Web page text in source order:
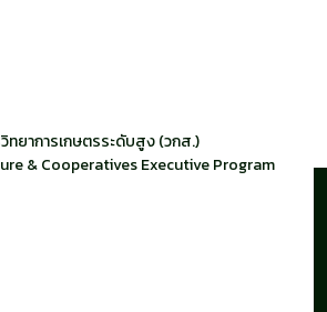
ทยาการเกษตรระดับสูง (วกส.)
& Cooperatives Executive Program